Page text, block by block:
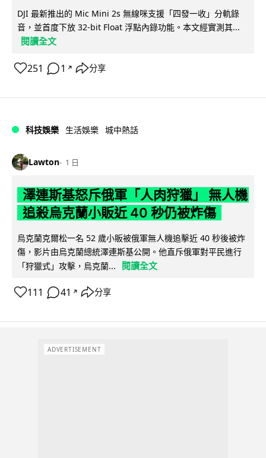
DJI 最新推出的 Mic Mini 2s 無線咪支援「四發一收」分軌錄
音，並首度下放 32-bit Float 浮點內錄功能。本文經實測其...
閱讀全文
251 1 ↗ 分享
科技娛樂 生活娛樂 城中熱話
Lawton 1 日
澤連斯基怒斥俄軍「人肉狩獵」 無人機
追殺烏克蘭小販近 40 秒仍被炸傷
烏克蘭克爾松一名 52 歲小販被俄軍無人機追擊近 40 秒後被炸
傷，影片由烏克蘭總統澤連斯基公開。他直斥俄軍對平民進行
「狩獵式」攻擊，烏克蘭...
閱讀全文
111 41 ↗ 分享
ADVERTISEMENT